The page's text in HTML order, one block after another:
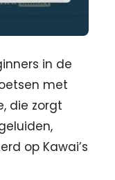
in de
met
die zorgt
op Kawai’s